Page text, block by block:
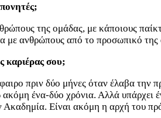
της ομάδας, με κάποιους
με ανθρώπους από το προσωπικό
καριέρας σου;
πριν δύο μήνες όταν έλαβα την
ένα-δύο χρόνια. Αλλά υπάρχει
Είναι ακόμη η αρχή του